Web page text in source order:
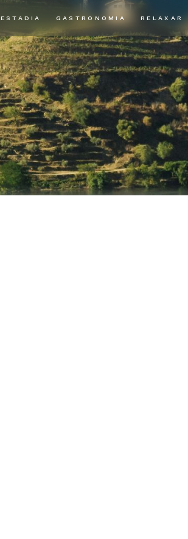
ESTADIA GASTRONOMIA RELAXAR